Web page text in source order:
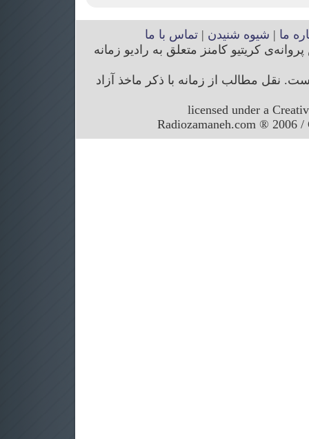
ما | شیوه شنیدن |تماس با ما
کریتیو کامنز متعلق به رادیو زمانه
نقل مطالب از زمانه با ذکر ماخذ آزاد
licensed under a